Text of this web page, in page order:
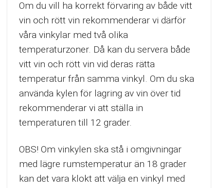
Om du vill ha korrekt förvaring av både vitt
vin och rött vin rekommenderar vi därför
våra vinkylar med två olika
temperaturzoner. Då kan du servera både
vitt vin och rött vin vid deras rätta
temperatur från samma vinkyl. Om du ska
använda kylen för lagring av vin över tid
rekommenderar vi att ställa in
temperaturen till 12 grader.
OBS! Om vinkylen ska stå i omgivningar
med lägre rumstemperatur än 18 grader
kan det vara klokt att välja en vinkyl med